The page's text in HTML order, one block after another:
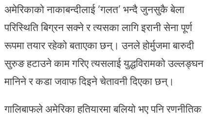
अमेरिकाको नाकाबन्दीलाई ‘गलत’ भन्दै जुनसुकै बेला
परिस्थिति बिग्रन सक्ने र त्यसका लागि इरानी सेना पूर्ण
रूपमा तयार रहेको बताएका छन्। उनले होर्मुजमा बारुदी
सुरुङ हटाउने काम गरिए त्यसलाई युद्धविरामको उल्लङ्घन
मानिने र कडा जवाफ दिइने चेतावनी दिएका छन्।
गालिबाफले अमेरिका हतियारमा बलियो भए पनि रणनीतिक